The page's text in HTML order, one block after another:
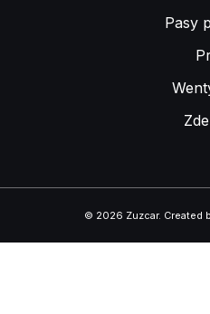
Pasy
© 2026 Zuzcar. Created